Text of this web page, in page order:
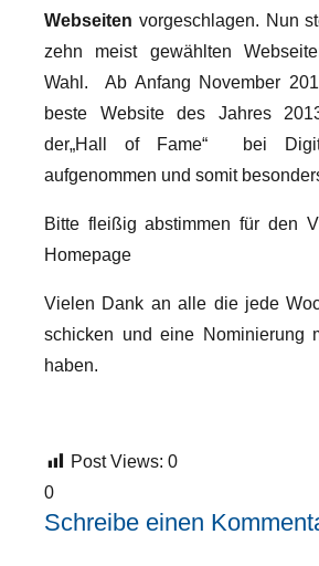
Webseiten vorgeschlagen. Nun
zehn meist gewählten
Wahl. Ab Anfang November
beste Website des Jahres
der„Hall of Fame“ bei
aufgenommen und somit
Bitte fleißig abstimmen für den
Homepage
Vielen Dank an alle die jede
schicken und eine Nominierung
haben.
Post Views: 0
0
Schreibe einen